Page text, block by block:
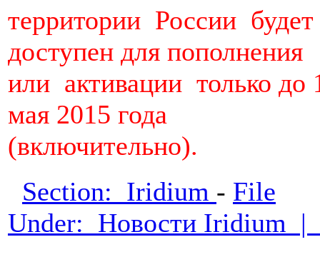
территории России будет
доступен для пополнения
или активации только до
мая 2015 года
(включительно).
Section: Iridium - File
Under: Новости Iridium |